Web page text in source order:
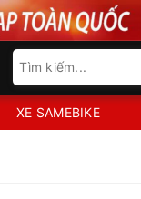
XE SAMEBIKE